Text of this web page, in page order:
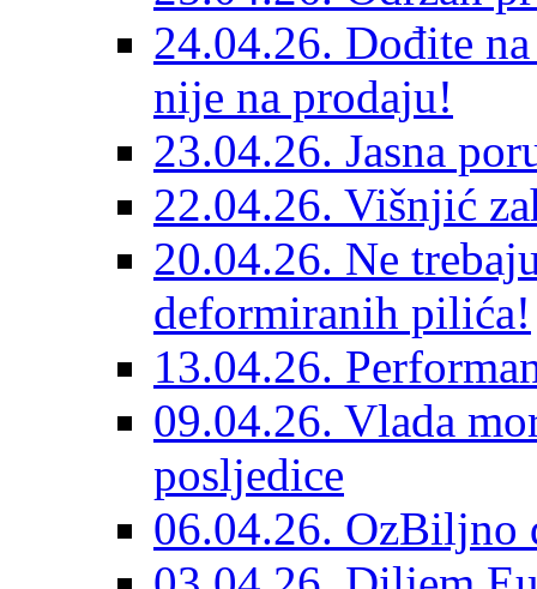
24.04.26. Dođite
nije na prodaju!
23.04.26. Jasna
22.04.26. Višnjić
20.04.26. Ne
deformiranih pilića!
13.04.26.
09.04.26. Vlada
posljedice
06.04.26. OzBiljno